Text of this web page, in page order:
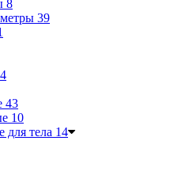
8
39
4
43
10
тела 14